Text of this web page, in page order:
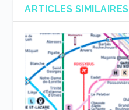
ARTICLES SIMILAIRES